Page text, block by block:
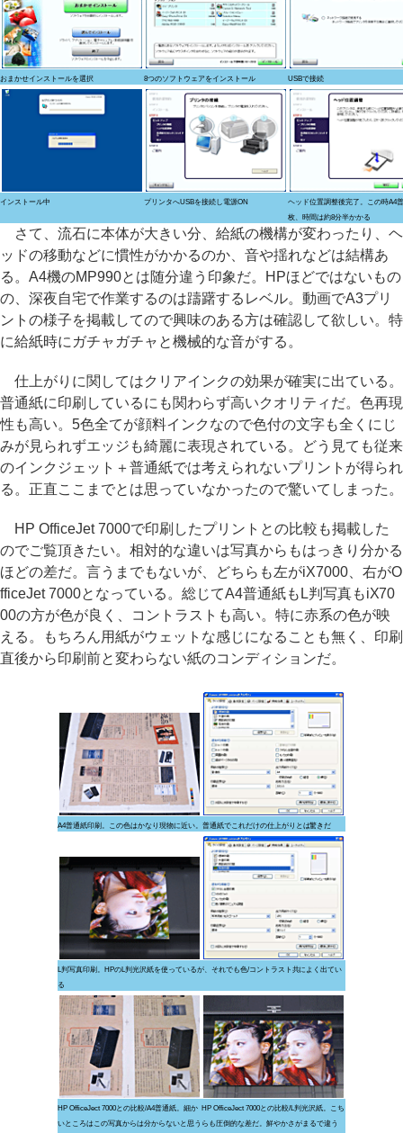
おまかせインストールを選択 8つのソフトウェアをインストール USBで接続
インストール中 プリンタへUSBを接続し電源ON
ヘッド位置調整後完了。この時A4
枚、時間は約8分半かかる
さて、流石に本体が大きい分、給紙の機構が変わったり、ヘ
ッドの移動などに慣性がかかるのか、音や揺れなどは結構あ
る。A4機のMP990とは随分違う印象だ。HPほどではないもの
の、深夜自宅で作業するのは躊躇するレベル。動画でA3プリ
ントの様子を掲載してので興味のある方は確認して欲しい。特
に給紙時にガチャガチャと機械的な音がする。
仕上がりに関してはクリアインクの効果が確実に出ている。
普通紙に印刷しているにも関わらず高いクオリティだ。色再現
性も高い。5色全てが顔料インクなので色付の文字も全くにじ
みが見られずエッジも綺麗に表現されている。どう見ても従来
のインクジェット＋普通紙では考えられないプリントが得られ
る。正直ここまでとは思っていなかったので驚いてしまった。
HP OfficeJet 7000で印刷したプリントとの比較も掲載した
のでご覧頂きたい。相対的な違いは写真からもはっきり分かる
ほどの差だ。言うまでもないが、どちらも左がiX7000、右がO
fficeJet 7000となっている。総じてA4普通紙もL判写真もiX70
00の方が色が良く、コントラストも高い。特に赤系の色が映
える。もちろん用紙がウェットな感じになることも無く、印刷
直後から印刷前と変わらない紙のコンディションだ。
A4普通紙印刷。この色はかなり現物に近い。普通紙でこれだけの仕上がりとは驚きだ
L判写真印刷。HPのL判光沢紙を使っているが、それでも色/コントラスト共によく出てい
る
HP OfficeJect 7000との比較/A4普通紙。細か
いところはこの写真からは分からないと思う
HP OfficeJect 7000との比較/L判光沢紙。こち
らも圧倒的な差だ。鮮やかさがまるで違う